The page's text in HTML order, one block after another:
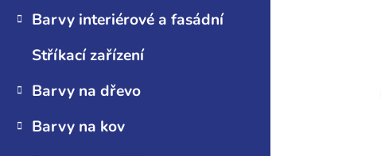
Barvy interiérové a fasádní
Stříkací zařízení
Barvy na dřevo
Barvy na kov